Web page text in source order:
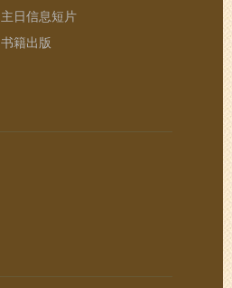
主日信息短片
书籍出版